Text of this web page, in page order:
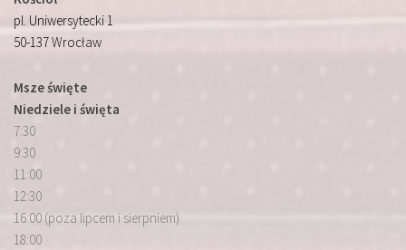
pl. Uniwersytecki 1
50-137 Wrocław
Msze święte
Niedziele i święta
7:30
9:30
11:00
12:30
16:00 (poza lipcem i sierpniem)
18:00